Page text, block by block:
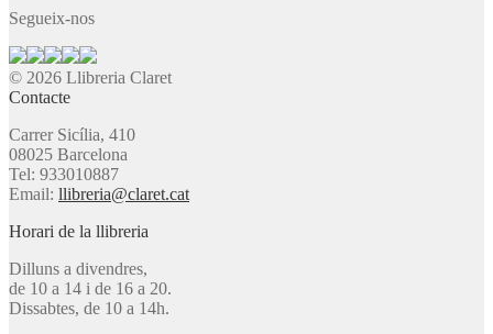
Segueix-nos
© 2026 Llibreria Claret
Contacte
Carrer Sicília, 410
08025 Barcelona
Tel: 933010887
Email: llibreria@claret.cat
Horari de la llibreria
Dilluns a divendres,
de 10 a 14 i de 16 a 20.
Dissabtes, de 10 a 14h.